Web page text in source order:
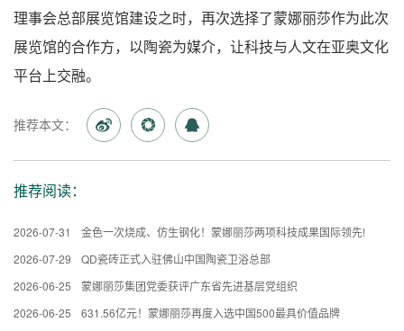
理事会总部展览馆建设之时，再次选择了蒙娜丽莎作为此次
展览馆的合作方，以陶瓷为媒介，让科技与人文在亚奥文化
平台上交融。
推荐本文：
推荐阅读：
2026-07-31
金色一次烧成、仿生钢化！蒙娜丽莎两项科技成果国际领先!
2026-07-29
QD瓷砖正式入驻佛山中国陶瓷卫浴总部
2026-06-25
蒙娜丽莎集团党委获评广东省先进基层党组织
2026-06-25
631.56亿元！蒙娜丽莎再度入选中国500最具价值品牌